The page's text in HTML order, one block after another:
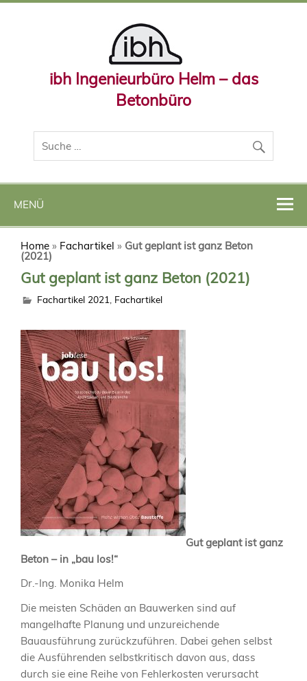
ibh Ingenieurbüro Helm – das
Betonbüro
MENÜ
Home » Fachartikel » Gut geplant ist ganz Beton
(2021)
Gut geplant ist ganz Beton (2021)
Fachartikel 2021 Fachartikel
Gut geplant ist ganz
Beton – in „bau los!“
Dr.-Ing. Monika Helm
Die meisten Schäden an Bauwerken sind auf
mangelhafte Planung und unzureichende
Bauausführung zurückzuführen. Dabei gehen selbst
die Ausführenden selbstkritisch davon aus, dass
durch sie eine Reihe von Fehlerkosten verursacht